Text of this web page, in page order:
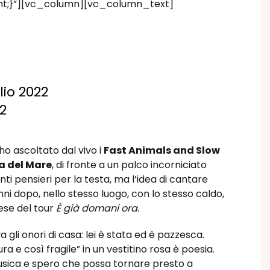
2022
ascoltato dal vivo i Fast Animals and Slow
del Mare, di fronte a un palco incorniciato
pensieri per la testa, ma l’idea di cantare
dopo, nello stesso luogo, con lo stesso caldo,
del tour È già domani ora.
gli onori di casa: lei è stata ed è pazzesca.
e così fragile” in un vestitino rosa è poesia.
e spero che possa tornare presto a